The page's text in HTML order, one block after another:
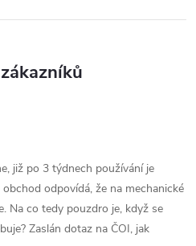
již po 3 týdnech používání je
odpovídá, že na mechanické
Na co tedy pouzdro je, když se
Zaslán dotaz na ČOI, jak